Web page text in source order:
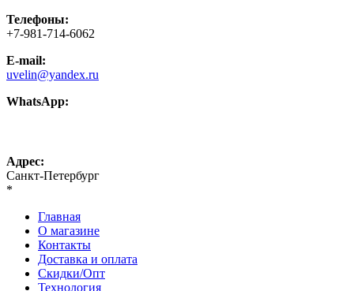
Телефоны:
+7-981-714-6062
E-mail:
uvelin@yandex.ru
WhatsApp:
Адрес:
Санкт-Петербург
*
Главная
О магазине
Контакты
Доставка и оплата
Скидки/Опт
Технология